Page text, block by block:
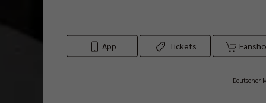
App Tickets
Deutscher